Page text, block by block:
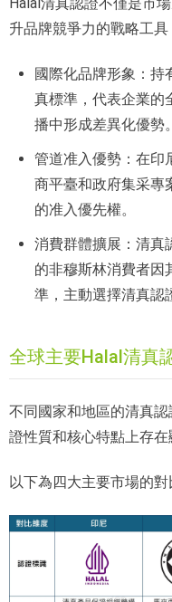
升品牌競爭力的戰略工具
國際化品牌形象：持
真標準，代表企業的
播中形成差異化優勢。
管道准入優勢：在印
商平臺和政府集采專
的准入優先權。
消費群體擴展：清真
的非穆斯林消費者因
準，主動選擇清真認
全球主要Halal清真
不同國家和地區的清真
證性質和核心特點上存在
以下為四大主要市場的對